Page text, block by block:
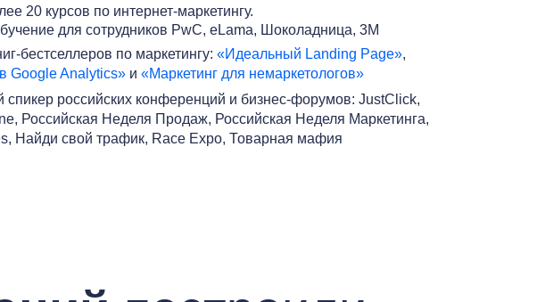
20 курсов по интернет-маркетингу.
для сотрудников PwC, eLama, Шоколадница, 3M
бестселлеров по маркетингу: «Идеальный Landing Page»,
Google Analytics» и «Маркетинг для немаркетологов»
спикер российских конференций и бизнес-форумов: JustClick,
Российская Неделя Продаж, Российская Неделя Маркетинга,
Найди свой трафик, Race Expo, Товарная мафия